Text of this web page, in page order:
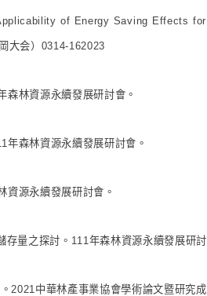
of Energy Saving Effects
大会）0314-162023
森林資源永續發展研討會。
森林資源永續發展研討會。
資源永續發展研討會。
量之探討。111年森林資源永續發展研討
2021中華林產事業協會學術論文暨研究成